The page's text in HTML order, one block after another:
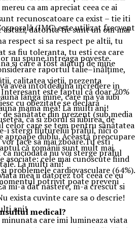
ca am apreciat ceea ce ai
recunoscatoare ca exist – tie iti
datorita tie sunt un om mai
respect si sa respect pe altii, tu
sa fiu toleranta, tu esti cea care
si care a fost alaturi de mine
avea intotdeauna incredere in
langa mine, care ma va iubi
mama mea! La multi ani!
ca si zborul si iubirea, de
i stergi fluturelui praful, nici o
face sa mai zboare.Tu esti
niciodata nu voi sterge praful
La multi ani!
mea ii datorez tot ceea ce eu
mi-a dat nastere, m-a crescut si
exista cuvinte care sa o descrie!
ani!
care imi lumineaza viata
(IMC) este utilizat frecvent
nu spune întreaga poveste.
raportul talie–înălțime,
calitatea vieții, prezența
este faptul că doar 20%
cu obezitate se declară
sănătate din prezent (sub media
celor care se tem pentru sănătatea
dublu. Această preocupare
că românii sunt mult mai
asociate: cele mai cunoscute fiind
problemele cardiovasculare (64%).
potrivit poate preveni
medical?